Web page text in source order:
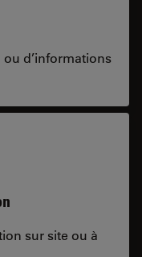
ou d’informations
sur site ou à